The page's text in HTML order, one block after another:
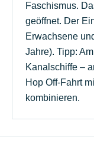
Faschismus.
geöffnet. Der
Erwachsene
Jahre). Tipp:
Kanalschiffe –
Hop Off-Fahrt
kombinieren.